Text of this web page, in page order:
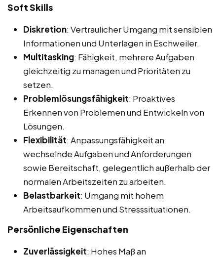
Soft Skills
Diskretion: Vertraulicher Umgang mit sensiblen
Informationen und Unterlagen in Eschweiler.
Multitasking: Fähigkeit, mehrere Aufgaben
gleichzeitig zu managen und Prioritäten zu
setzen.
Problemlösungsfähigkeit: Proaktives
Erkennen von Problemen und Entwickeln von
Lösungen.
Flexibilität: Anpassungsfähigkeit an
wechselnde Aufgaben und Anforderungen
sowie Bereitschaft, gelegentlich außerhalb der
normalen Arbeitszeiten zu arbeiten.
Belastbarkeit: Umgang mit hohem
Arbeitsaufkommen und Stresssituationen.
Persönliche Eigenschaften
Zuverlässigkeit: Hohes Maß an